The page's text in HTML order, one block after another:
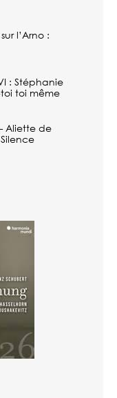
l’Arno :
: Stéphanie
toi même
Aliette de